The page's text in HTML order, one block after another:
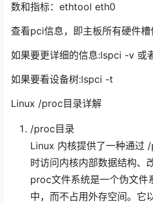
数和指标：ethtool eth0
查看pci信息，即主板所有硬件
如果要更详细的信息:lspci -v 或
如果要看设备树:lspci -t
Linux /proc目录详解
/proc目录
Linux 内核提供了一种通过
时访问内核内部数据结构、
proc文件系统是一个伪文件
中，而不占用外存空间。它